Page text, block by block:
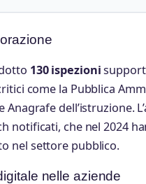
130 ispezioni
come la Pubblica
Anagrafe dell’istruzione.
notificati, che nel 2024
nel settore pubblico.
nelle aziende